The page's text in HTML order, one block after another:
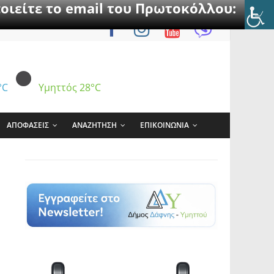
το email του Πρωτοκόλλου:
Υμηττός 28°C
ΑΠΟΦΑΣΕΙΣ ΑΝΑΖΗΤΗΣΗ ΕΠΙΚΟΙΝΩΝΙΑ